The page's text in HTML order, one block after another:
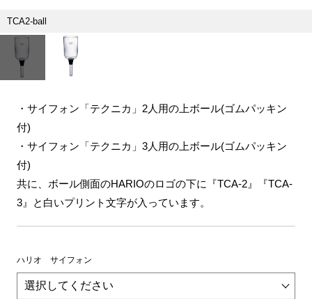
TCA2-ball
・サイフォン「テクニカ」2人用の上ボール(ゴムパッキン
付)
・サイフォン「テクニカ」3人用の上ボール(ゴムパッキン
付)
共に、ボール側面のHARIOのロゴの下に『TCA-2』『TCA-
3』と白いプリント文字が入っています。
ハリオ サイフォン